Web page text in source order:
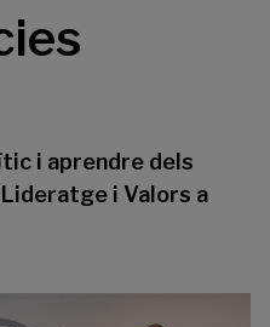
i aprendre dels
i Valors a